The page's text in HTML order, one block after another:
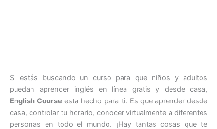
Si estás buscando un curso para que niños y adultos
puedan aprender inglés en línea gratis y desde casa,
English Course está hecho para ti. Es que aprender desde
casa, controlar tu horario, conocer virtualmente a diferentes
personas en todo el mundo. ¡Hay tantas cosas que te